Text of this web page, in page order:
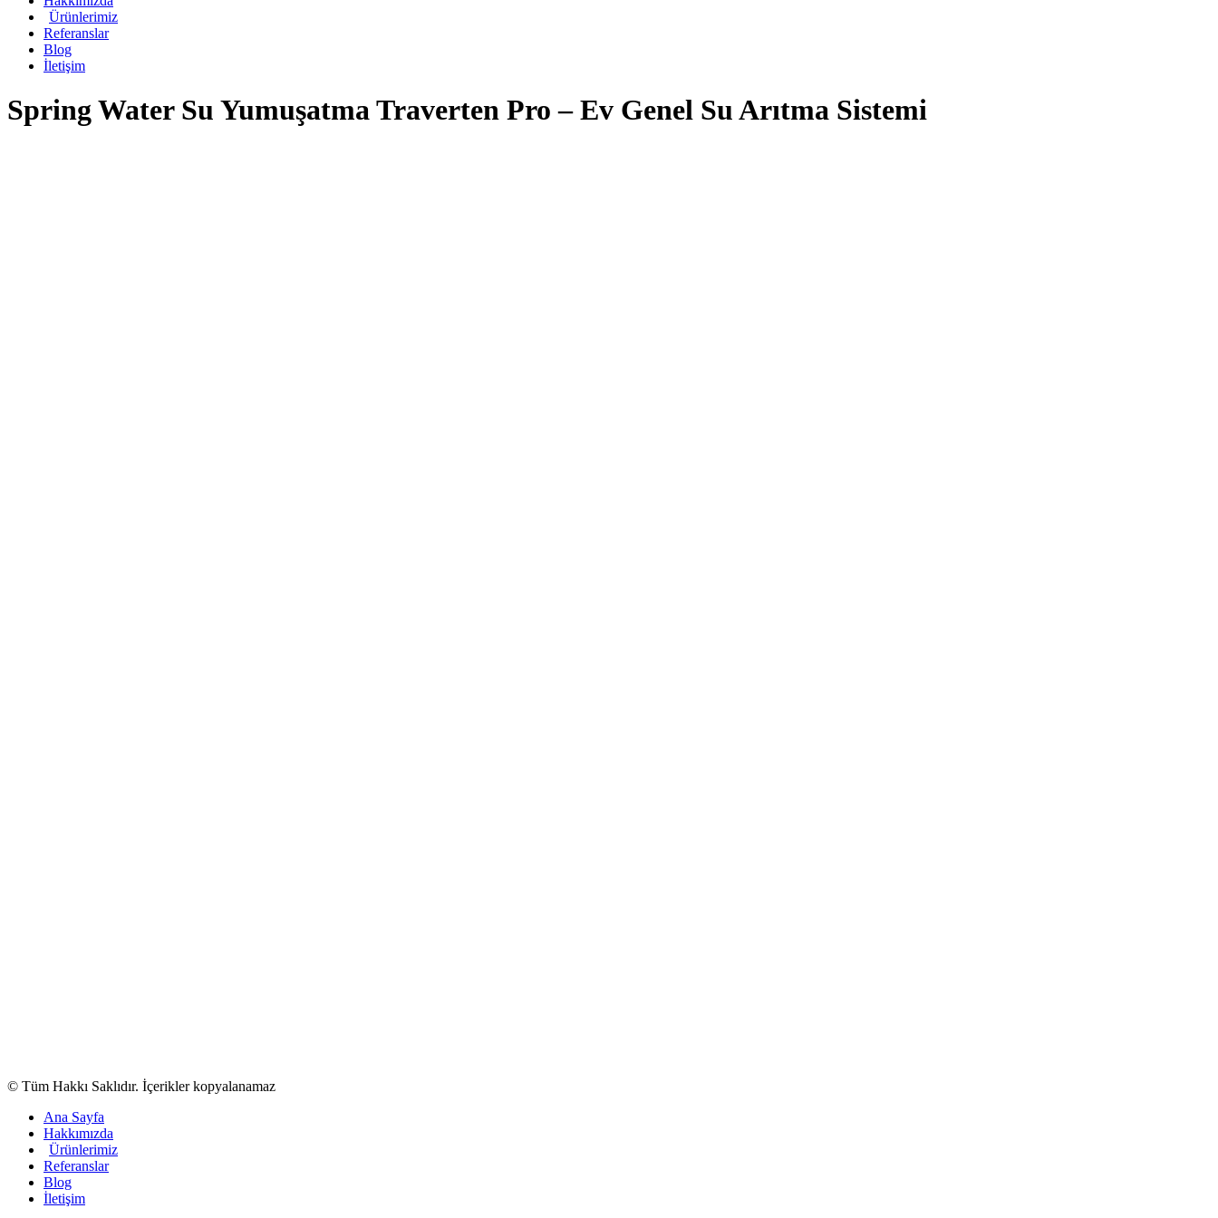
Ürünlerimiz
Referanslar
Blog
İletişim
Spring Water Su Yumuşatma Traverten Pro – Ev Genel Su Arıtma Sistemi
© Tüm Hakkı Saklıdır. İçerikler kopyalanamaz
Ana Sayfa
Hakkımızda
Ürünlerimiz
Referanslar
Blog
İletişim